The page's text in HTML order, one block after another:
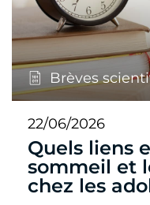
Brèves
22/06/2026
Quels liens
sommeil et
chez les